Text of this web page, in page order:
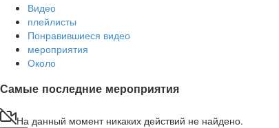
Видео
плейлисты
Понравившиеся видео
мероприятия
Около
Самые последние мероприятия
На данный момент никаких действий не найдено.